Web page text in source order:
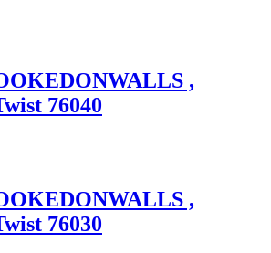
,
76040
,
76030